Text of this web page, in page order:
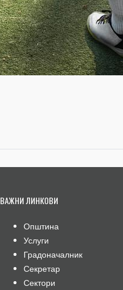
ВАЖНИ ЛИНКОВИ
Општина
Услуги
Градоначалник
Секретар
Сектори